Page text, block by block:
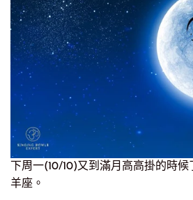
下周一(10/10)又到滿月高高掛的時
羊座。